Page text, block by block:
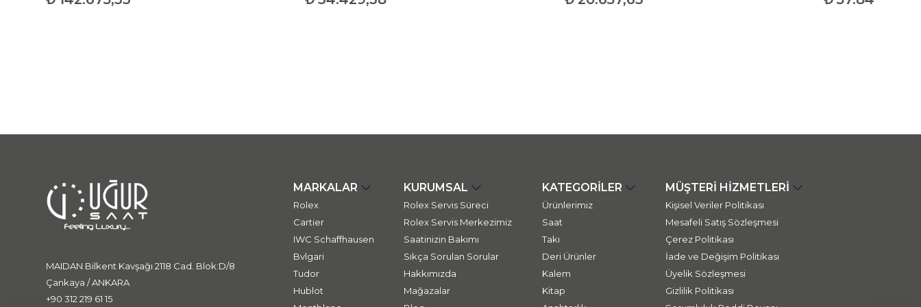
MAIDAN Bilkent Kavşağı 2118 Cad. Blok:D/8
Çankaya / ANKARA
+90 312 219 61 15
MARKALAR
Rolex
Cartier
IWC Schaffhausen
Bvlgari
Tudor
Hublot
KURUMSAL
Rolex Servis Süreci
Rolex Servis Merkezimiz
Saatinizin Bakımı
Sıkça Sorulan Sorular
Hakkımızda
Mağazalar
KATEGORİLER
Ürünlerimiz
Saat
Takı
Deri Ürünler
Kalem
Kitap
MÜŞTERİ HİZMETLERİ
Kişisel Veriler Politikası
Mesafeli Satış Sözleşmesi
Çerez Politikası
İade ve Değişim Politikası
Üyelik Sözleşmesi
Gizlilik Politikası